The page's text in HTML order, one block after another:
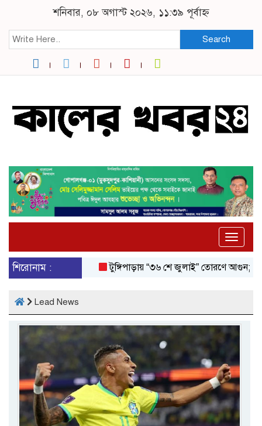
শনিবার, ০৮ অগাস্ট ২০২৬, ১১:৩৯ পূর্বাহ্ন
Search
Toggle
শিরোনাম :
টুঙ্গিপাড়ায় “৩৬ শে জুলাই” তোরণে আগুন; ৭৫
Lead News